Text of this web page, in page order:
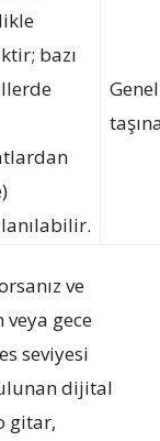
bazı
ve
gece
seviyesi
dijital
gitar,